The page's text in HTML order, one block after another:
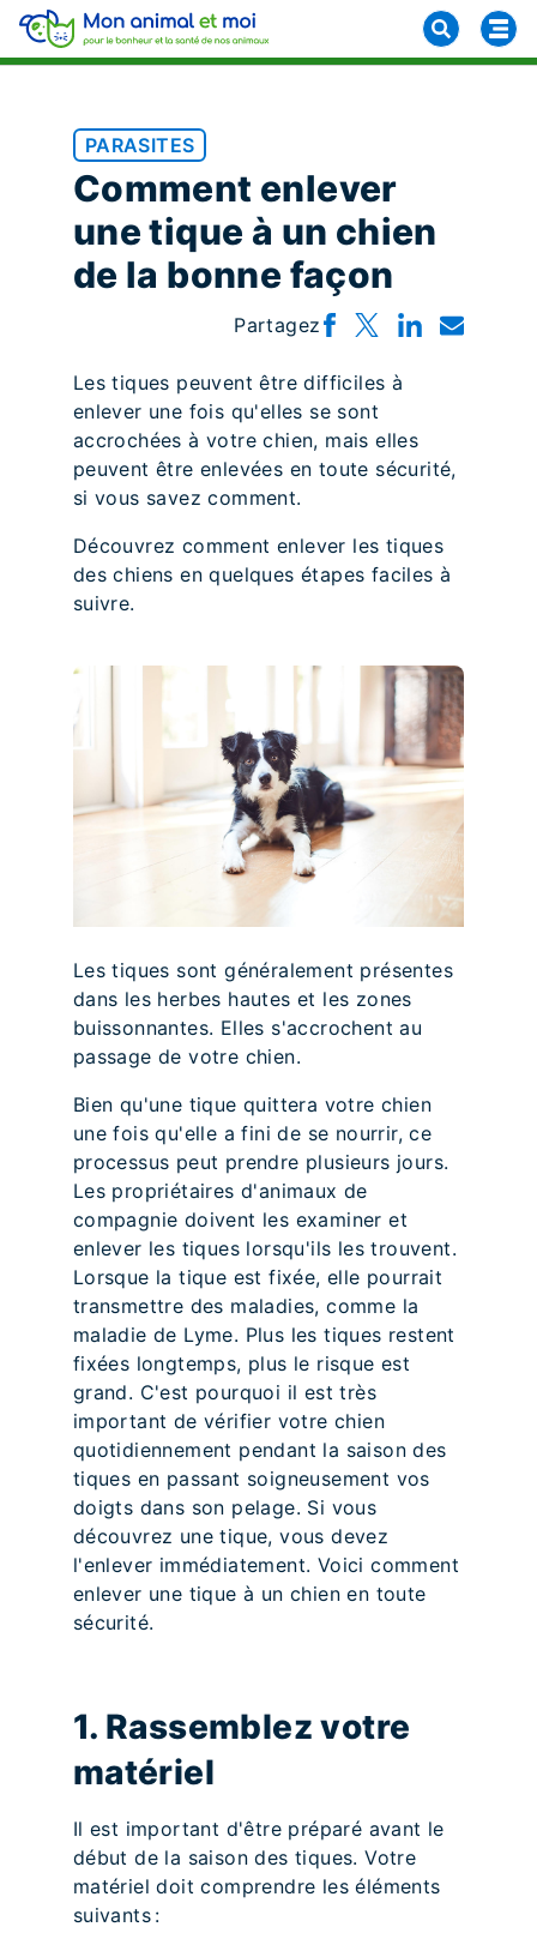
PARASITES
Comment enlever
une tique à un chien
de la bonne façon
Partagez
Les tiques peuvent être difficiles à
enlever une fois qu'elles se sont
accrochées à votre chien, mais elles
peuvent être enlevées en toute sécurité,
si vous savez comment.
Découvrez comment enlever les tiques
des chiens en quelques étapes faciles à
suivre.
Les tiques sont généralement présentes
dans les herbes hautes et les zones
buissonnantes. Elles s'accrochent au
passage de votre chien.
Bien qu'une tique quittera votre chien
une fois qu'elle a fini de se nourrir, ce
processus peut prendre plusieurs jours.
Les propriétaires d'animaux de
compagnie doivent les examiner et
enlever les tiques lorsqu'ils les trouvent.
Lorsque la tique est fixée, elle pourrait
transmettre des maladies, comme la
maladie de Lyme. Plus les tiques restent
fixées longtemps, plus le risque est
grand. C'est pourquoi il est très
important de vérifier votre chien
quotidiennement pendant la saison des
tiques en passant soigneusement vos
doigts dans son pelage. Si vous
découvrez une tique, vous devez
l'enlever immédiatement. Voici comment
enlever une tique à un chien en toute
sécurité.
1. Rassemblez votre
matériel
Il est important d'être préparé avant le
début de la saison des tiques. Votre
matériel doit comprendre les éléments
suivants :